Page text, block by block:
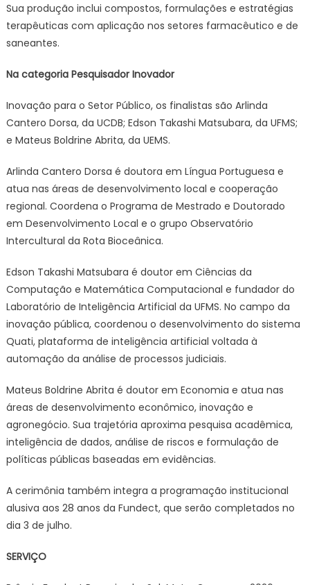
Sua produção inclui compostos, formulações e estratégias
terapêuticas com aplicação nos setores farmacêutico e de
saneantes.
Na categoria Pesquisador Inovador
Inovação para o Setor Público, os finalistas são Arlinda
Cantero Dorsa, da UCDB; Edson Takashi Matsubara, da UFMS;
e Mateus Boldrine Abrita, da UEMS.
Arlinda Cantero Dorsa é doutora em Língua Portuguesa e
atua nas áreas de desenvolvimento local e cooperação
regional. Coordena o Programa de Mestrado e Doutorado
em Desenvolvimento Local e o grupo Observatório
Intercultural da Rota Bioceânica.
Edson Takashi Matsubara é doutor em Ciências da
Computação e Matemática Computacional e fundador do
Laboratório de Inteligência Artificial da UFMS. No campo da
inovação pública, coordenou o desenvolvimento do sistema
Quati, plataforma de inteligência artificial voltada à
automação da análise de processos judiciais.
Mateus Boldrine Abrita é doutor em Economia e atua nas
áreas de desenvolvimento econômico, inovação e
agronegócio. Sua trajetória aproxima pesquisa acadêmica,
inteligência de dados, análise de riscos e formulação de
políticas públicas baseadas em evidências.
A cerimônia também integra a programação institucional
alusiva aos 28 anos da Fundect, que serão completados no
dia 3 de julho.
SERVIÇO